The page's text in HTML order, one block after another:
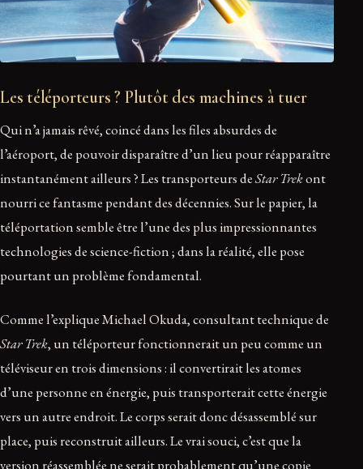
Les téléporteurs ? Plutôt des machines à tuer
Qui n’a jamais rêvé, coincé dans les files absurdes de
l’aéroport, de pouvoir disparaître d’un lieu pour réapparaître
instantanément ailleurs ? Les transporteurs deStar Trekont
nourri ce fantasme pendant des décennies. Sur le papier, la
téléportation semble être l’une des plus impressionnantes
technologies de science-fiction ; dans la réalité, elle pose
pourtant un problème fondamental.
Comme l’explique Michael Okuda, consultant technique de
Star Trek, un téléporteur fonctionnerait un peu comme un
téléviseur en trois dimensions : il convertirait les atomes
d’une personne en énergie, puis transporterait cette énergie
vers un autre endroit. Le corps serait donc désassemblé sur
place, puis reconstruit ailleurs. Le vrai souci, c’est que la
version réassemblée ne serait probablement qu’une copie